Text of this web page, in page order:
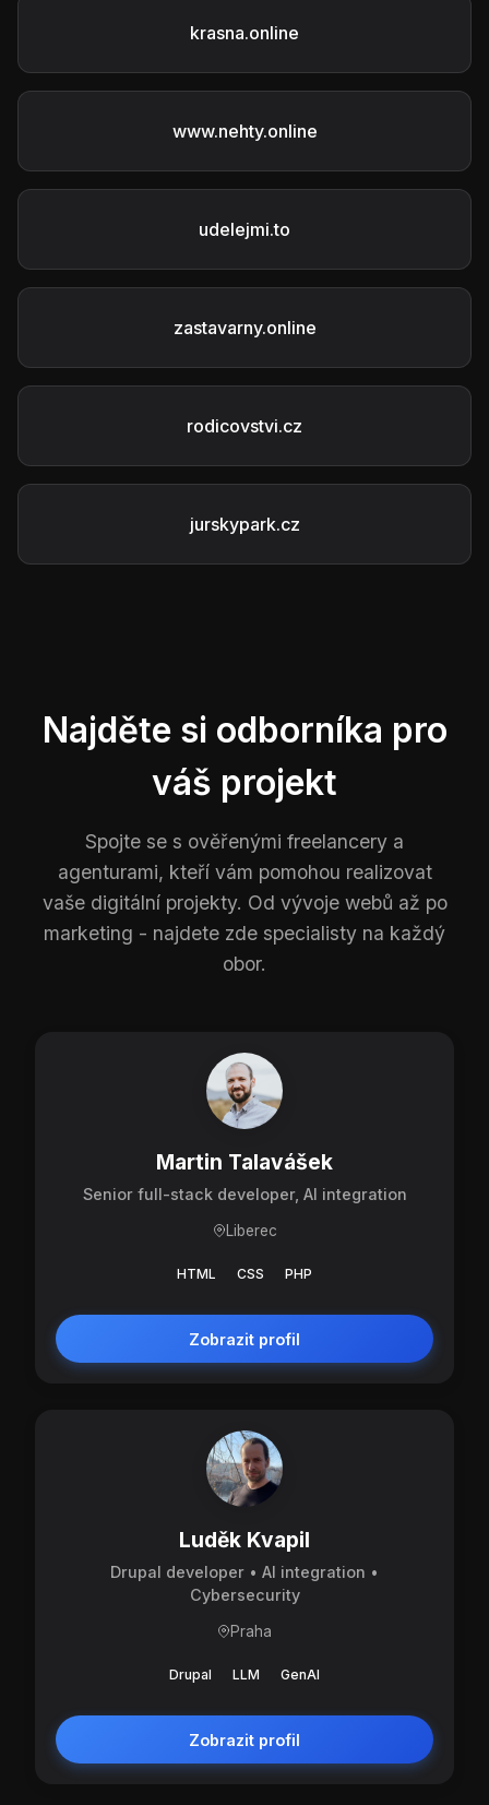
krasna.online
www.nehty.online
udelejmi.to
zastavarny.online
rodicovstvi.cz
jurskypark.cz
Najděte si odborníka pro
váš projekt
Spojte se s ověřenými freelancery a
agenturami, kteří vám pomohou realizovat
vaše digitální projekty. Od vývoje webů až po
marketing - najdete zde specialisty na každý
obor.
Martin Talavášek
Senior full-stack developer, AI integration
Liberec
HTML CSS PHP
Zobrazit profil
Luděk Kvapil
Drupal developer • AI integration •
Cybersecurity
Praha
Drupal LLM GenAI
Zobrazit profil